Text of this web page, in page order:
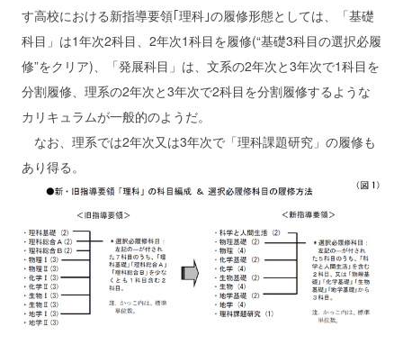
す高校における新指導要領｢理科｣の履修形態としては、「基礎
科目」は1年次2科目、2年次1科目を履修(“基礎3科目の選択必履
修”をクリア)、「発展科目」は、文系の2年次と3年次で1科目を
分割履修、理系の2年次と3年次で2科目を分割履修するような
カリキュラムが一般的のようだ。
なお、理系では2年次又は3年次で「理科課題研究」の履修も
あり得る。